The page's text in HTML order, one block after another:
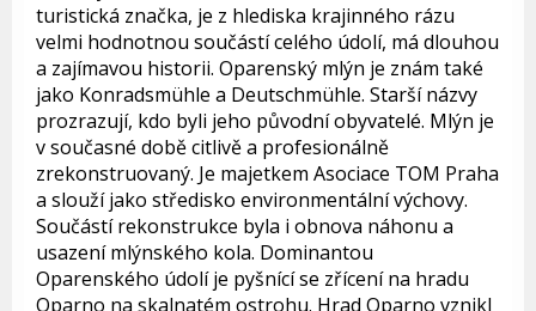
turistická značka, je z hlediska krajinného rázu
velmi hodnotnou součástí celého údolí, má dlouhou
a zajímavou historii. Oparenský mlýn je znám také
jako Konradsmühle a Deutschmühle. Starší názvy
prozrazují, kdo byli jeho původní obyvatelé. Mlýn je
v současné době citlivě a profesionálně
zrekonstruovaný. Je majetkem Asociace TOM Praha
a slouží jako středisko environmentální výchovy.
Součástí rekonstrukce byla i obnova náhonu a
usazení mlýnského kola. Dominantou
Oparenského údolí je pyšnící se zřícení na hradu
Oparno na skalnatém ostrohu. Hrad Oparno vznikl